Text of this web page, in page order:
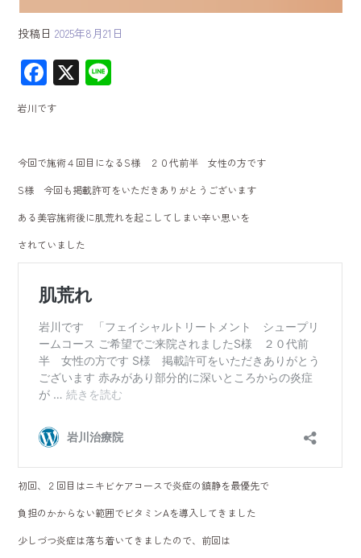
投稿日 2025年8月21日
F
ac
e
b
o
ok
X
岩川です
今回で施術４回目になるS様 ２０代前半 女性の方です
S様 今回も掲載許可をいただきありがとうございます
ある美容施術後に肌荒れを起こしてしまい辛い思いを
されていました
初回、２回目はニキビケアコースで炎症の鎮静を最優先で
負担のかからない範囲でビタミンAを導入してきました
少しづつ炎症は落ち着いてきましたので、前回は